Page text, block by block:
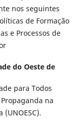
nos seguintes
de Formação
e Processos de
do Oeste de
para Todos
na